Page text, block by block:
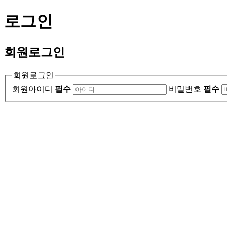
로그인
회원 로그인
회원로그인
회원아이디 필수 비밀번호 필수